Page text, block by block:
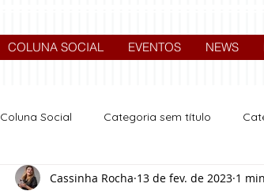
COLUNA SOCIAL EVENTOS NEWS
Coluna Social Categoria sem título
Nova categoria Expocrato 2024
Cassinha Rocha 13 de fev. de 2023 1